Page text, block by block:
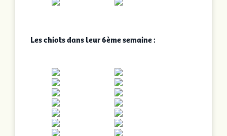
Les chiots dans leur 6ème semaine :